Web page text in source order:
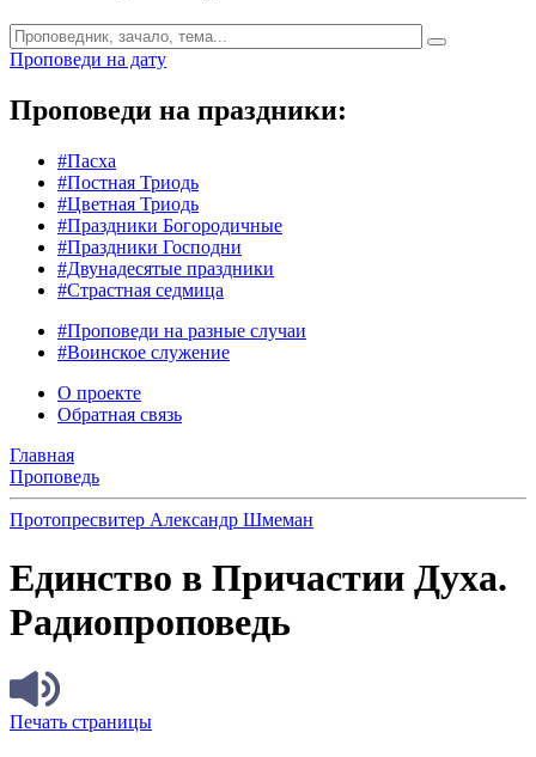
Проповеди на дату
Проповеди на праздники:
#Пасха
#Постная Триодь
#Цветная Триодь
#Праздники Богородичные
#Праздники Господни
#Двунадесятые праздники
#Страстная седмица
#Проповеди на разные случаи
#Воинское служение
О проекте
Обратная связь
Главная
Проповедь
Протопресвитер Александр Шмеман
Единство в Причастии Духа.
Радиопроповедь
Печать страницы